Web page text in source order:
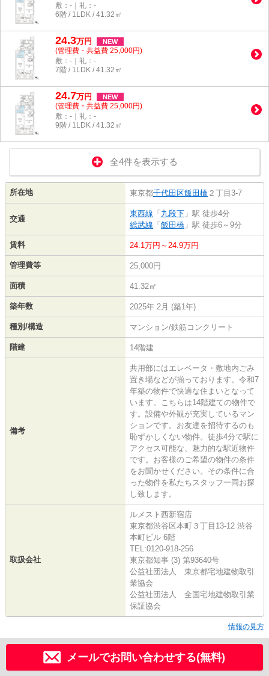
敷：-｜礼：-
6階 / 1LDK / 41.32㎡
24.3万円 NEW
(管理費・共益費 25,000円)
敷：-｜礼：-
7階 / 1LDK / 41.32㎡
24.7万円 NEW
(管理費・共益費 25,000円)
敷：-｜礼：-
9階 / 1LDK / 41.32㎡
全4件を表示する
所在地 東京都千代田区飯田橋 ２丁目3-7
交通
東西線 「 九段下 」駅 徒歩4分
総武線 「 飯田橋 」駅 徒歩6～9分
賃料 24.1万円～24.9万円
管理費等 25,000円
面積 41.32㎡
築年数 2025年 2月 (築1年)
種別/構造 マンション/鉄筋コンクリート
階建 14階建
備考
共用部にはエレベータ・敷地内ごみ
置き場などが揃っております。令和7
年築の物件で快適な住まいとなって
います。こちらは14階建ての物件で
す。設備や外観が充実しているマン
ションです。お友達を招待するのも
恥ずかしくない物件。徒歩4分で駅に
アクセス可能な、魅力的な駅近物件
です。お客様のご希望の物件の条件
をお聞かせください。その条件に合
った物件を私たちスタッフ一同お探
し致します。
取扱会社
ルメスト西新宿店
東京都渋谷区本町３丁目13-12 渋谷
本町ビル 6階
TEL:0120-918-256
東京都知事 (3) 第93640号
公益社団法人 東京都宅地建物取引
業協会
公益社団法人 全国宅地建物取引業
保証協会
情報の見方
メールでお問い合わせする(無料)